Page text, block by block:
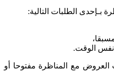
بـإحدى الطلبات التالية:
الوقت.
مع المناظرة مفتوحا أو